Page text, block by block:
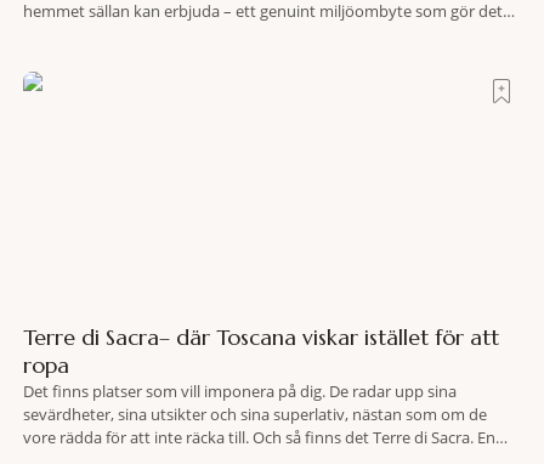
hemmet sällan kan erbjuda – ett genuint miljöombyte som gör det
Terre di Sacra– där Toscana viskar istället för att
ropa
Det finns platser som vill imponera på dig. De radar upp sina
sevärdheter, sina utsikter och sina superlativ, nästan som om de
vore rädda för att inte räcka till. Och så finns det Terre di Sacra. En